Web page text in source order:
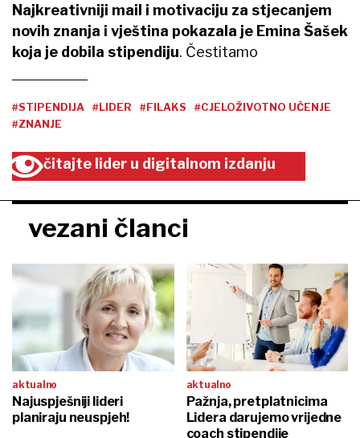
Najkreativniji mail i motivaciju za stjecanjem
novih znanja i vještina pokazala je Emina Šašek
koja je dobila stipendiju. Čestitamo
#STIPENDIJA #LIDER #FILAKS
#CJELOŽIVOTNO UČENJE
#ZNANJE
čitajte lider u digitalnom izdanju
vezani članci
aktualno
Najuspješniji lideri
planiraju neuspjeh!
aktualno
Pažnja, pretplatnicima
Lidera darujemo vrijedne
coach stipendije